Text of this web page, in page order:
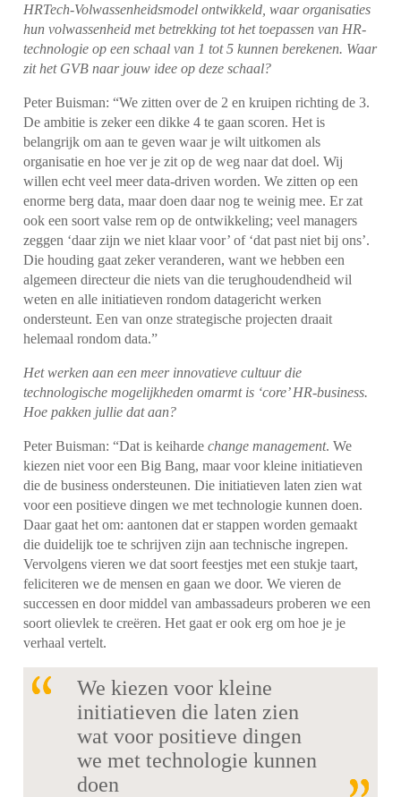
HRTech-Volwassenheidsmodel ontwikkeld, waar organisaties
hun volwassenheid met betrekking tot het toepassen van HR-
technologie op een schaal van 1 tot 5 kunnen berekenen. Waar
zit het GVB naar jouw idee op deze schaal?
Peter Buisman: “We zitten over de 2 en kruipen richting de 3.
De ambitie is zeker een dikke 4 te gaan scoren. Het is
belangrijk om aan te geven waar je wilt uitkomen als
organisatie en hoe ver je zit op de weg naar dat doel. Wij
willen echt veel meer data-driven worden. We zitten op een
enorme berg data, maar doen daar nog te weinig mee. Er zat
ook een soort valse rem op de ontwikkeling; veel managers
zeggen ‘daar zijn we niet klaar voor’ of ‘dat past niet bij ons’.
Die houding gaat zeker veranderen, want we hebben een
algemeen directeur die niets van die terughoudendheid wil
weten en alle initiatieven rondom datagericht werken
ondersteunt. Een van onze strategische projecten draait
helemaal rondom data.”
Het werken aan een meer innovatieve cultuur die
technologische mogelijkheden omarmt is ‘core’ HR-business.
Hoe pakken jullie dat aan?
Peter Buisman: “Dat is keihardechange management. We
kiezen niet voor een Big Bang, maar voor kleine initiatieven
die de business ondersteunen. Die initiatieven laten zien wat
voor een positieve dingen we met technologie kunnen doen.
Daar gaat het om: aantonen dat er stappen worden gemaakt
die duidelijk toe te schrijven zijn aan technische ingrepen.
Vervolgens vieren we dat soort feestjes met een stukje taart,
feliciteren we de mensen en gaan we door. We vieren de
successen en door middel van ambassadeurs proberen we een
soort olievlek te creëren. Het gaat er ook erg om hoe je je
verhaal vertelt.
We kiezen voor kleine
initiatieven die laten zien
wat voor positieve dingen
we met technologie kunnen
doen